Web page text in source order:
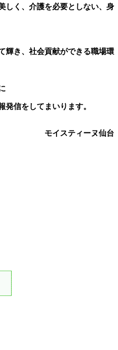
しく、介護を必要としない、身
輝き、社会貢献ができる職場環
発信をしてまいります。
ーヌ仙台